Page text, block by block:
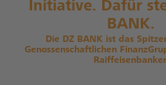
Initiative. Dafür
BANK.
Die DZ BANK ist das
Genossenschaftlichen